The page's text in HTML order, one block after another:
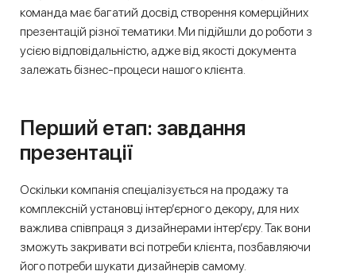
команда має багатий досвід створення комерційних
презентацій різної тематики. Ми підійшли до роботи з
усією відповідальністю, адже від якості документа
залежать бізнес-процеси нашого клієнта.
Перший етап: завдання
презентації
Оскільки компанія спеціалізується на продажу та
комплексній установці інтер’єрного декору, для них
важлива співпраця з дизайнерами інтер’єру. Так вони
зможуть закривати всі потреби клієнта, позбавляючи
його потреби шукати дизайнерів самому.